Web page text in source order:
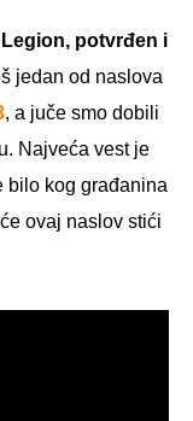
potvrđen i
jedan od naslova
, a juče smo dobili
Najveća vest je
bilo kog građanina
ovaj naslov stići